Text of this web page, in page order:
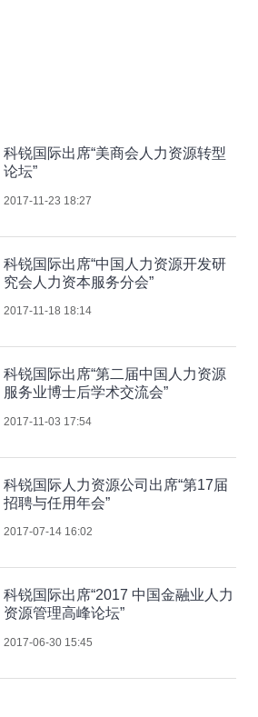
科锐国际出席“美商会人力资源转型
论坛”
2017-11-23 18:27
科锐国际出席“中国人力资源开发研
究会人力资本服务分会”
2017-11-18 18:14
科锐国际出席“第二届中国人力资源
服务业博士后学术交流会”
2017-11-03 17:54
科锐国际人力资源公司出席“第17届
招聘与任用年会”
2017-07-14 16:02
科锐国际出席“2017 中国金融业人力
资源管理高峰论坛”
2017-06-30 15:45